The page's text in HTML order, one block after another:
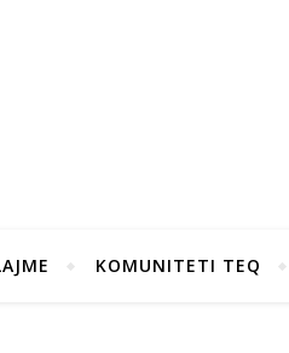
KOMUNITETI TEQ